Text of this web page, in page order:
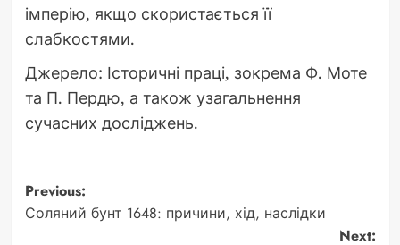
імперію, якщо скористається її
слабкостями.
Джерело: Історичні праці, зокрема Ф. Моте
та П. Пердю, а також узагальнення
сучасних досліджень.
Post
navigation
Previous:
Соляний бунт 1648: причини, хід, наслідки
Next: